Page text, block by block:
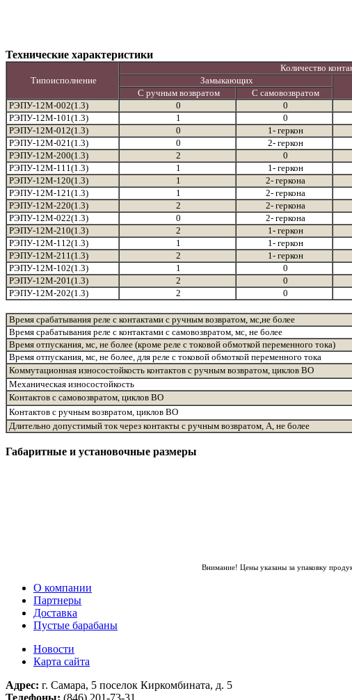
Технические характеристики
Типоисполнение
Количество
Замыкающих
С ручным возвратом
С самовозвратом
РЭПУ-12М-002(1.3)
0 0
РЭПУ-12М-101(1.3)
1 0
РЭПУ-12М-012(1.3)
0 1- геркон
РЭПУ-12М-021(1.3)
0 2- геркон
РЭПУ-12М-200(1.3)
2 0
РЭПУ-12М-111(1.3)
1 1- геркон
РЭПУ-12М-120(1.3)
1 2- геркона
РЭПУ-12М-121(1.3)
1 2- геркона
РЭПУ-12М-220(1.3)
2 2- геркона
РЭПУ-12М-022(1.3)
0 2- геркона
РЭПУ-12М-210(1.3)
2 1- геркон
РЭПУ-12М-112(1.3)
1 1- геркон
РЭПУ-12М-211(1.3)
2 1- геркон
РЭПУ-12М-102(1.3)
1 0
РЭПУ-12М-201(1.3)
2 0
РЭПУ-12М-202(1.3)
2 0
Время срабатывания реле с контактами с ручным возвратом, мс,не более
Время срабатывания реле с контактами с самовозвратом, мс, не более
Время отпускания, мс, не более (кроме реле с токовой обмоткой переменного тока)
Время отпускания, мс, не более, для реле с токовой обмоткой переменного тока
Коммутационная износостойкость контактов с ручным возвратом, циклов ВО
Механическая износостойкость
Контактов с самовозвратом, циклов ВО
Контактов с ручным возвратом, циклов ВО
Длительно допустимый ток через контакты с ручным возвратом, А, не более
Габаритные и установочные размеры
Внимание! Цены указаны за упаковку
О компании
Партнеры
Доставка
Пустые барабаны
Новости
Карта сайта
Адрес: г. Самара, 5 поселок Киркомбината, д. 5
Телефоны: (846) 201-73-31